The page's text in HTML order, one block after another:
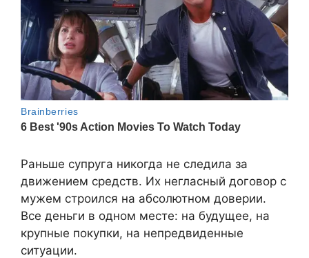
Раньше супруга никогда не следила за
движением средств. Их негласный договор с
мужем строился на абсолютном доверии.
Все деньги в одном месте: на будущее, на
крупные покупки, на непредвиденные
ситуации.